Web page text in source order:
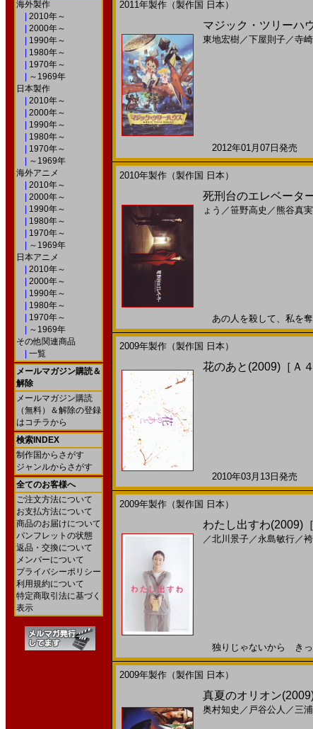
海外製作
2010年～
2000年～
1990年～
1980年～
1970年～
～1969年
日本製作
2010年～
2000年～
1990年～
1980年～
1970年～
～1969年
海外アニメ
2010年～
2000年～
1990年～
1980年～
1970年～
～1969年
日本アニメ
2010年～
2000年～
1990年～
1980年～
1970年～
～1969年
その他関連商品
一覧
メールマガジン購読＆
解除
メールマガジン購読
（無料）＆解除の登録
はコチラから
検索INDEX
制作国からさがす
ジャンルからさがす
全てのお客様へ
ご注文方法について
お支払方法について
商品のお届けについて
パンフレットの状態
返品・交換について
メンバーについて
プライバシーポリシー
利用規約について
特定商取引法に基づく
表示
2011年製作（製作国 日本）
マジック・ツリーハ
東地宏樹／下屋則子／寺
2012年01月07日発売
2010年製作（製作国 日本）
死刑台のエレベータ
ょう ／笹野高史 ／ 熊谷真実
あの人を殺して、私を
2009年製作（製作国 日本）
花のあと(2009)［Ａ４
2010年03月13日発売
2009年製作（製作国 日本）
わたし出すわ(2009)
／北川景子／永島敏行／
独りじゃないから き
2009年製作（製作国 日本）
真夏のオリオン
奥村知史 ／ 戸谷公人 ／三